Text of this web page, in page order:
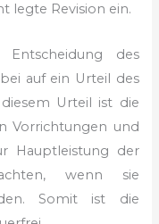
legte Revision ein.
des
auf ein Urteil des
Urteil ist die
Vorrichtungen und
Hauptleistung der
wenn sie
Somit ist die